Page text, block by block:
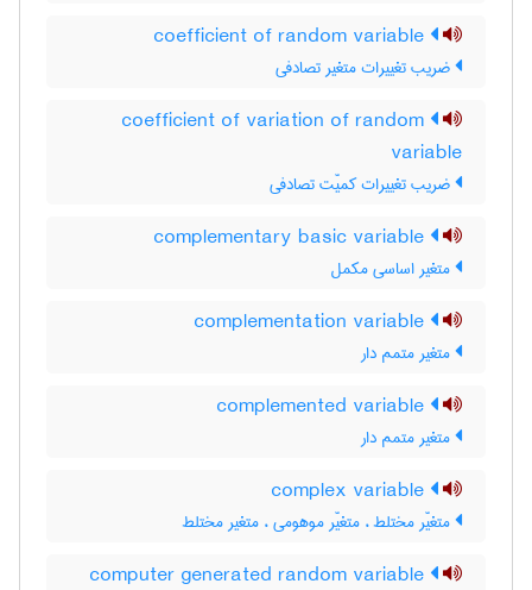
ضریب تغییرات متغیر تصادفی
coefficient of variation of random
variable
ضریب تغییرات کمیّت تصادفی
متغیر اساسی مکمل
متغیر متمم دار
متغیر متمم دار
متغیّر مختلط ، متغیّر موهومی ، متغیر مختلط